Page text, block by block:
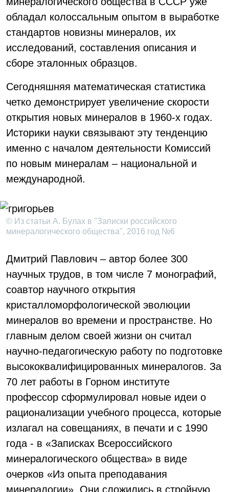
обладал колоссальным опытом в выработке
стандартов новизны минералов, их
исследований, составления описания и
сборе эталонных образцов.
Сегодняшняя математическая статистика
четко демонстрирует увеличение скорости
открытия новых минералов в 1960-х годах.
Историки науки связывают эту тенденцию
именно с началом деятельности Комиссий
по новым минералам – национальной и
международной.
© Из статьи А. Булах в "Записки российского
минералогического общества", 2016 год №6
Дмитрий Павлович – автор более 300
научных трудов, в том числе 7 монографий,
соавтор научного открытия
кристалломорфологической эволюции
минералов во времени и пространстве. Но
главным делом своей жизни он считал
научно-педагогическую работу по подготовке
высококвалифицированных минералогов. За
70 лет работы в Горном институте
профессор сформулировал новые идеи о
рационализации учебного процесса, которые
излагал на совещаниях, в печати и с 1990
года - в «Записках Всероссийского
минералогического общества» в виде
очерков «Из опыта преподавания
минералогии». Они сложились в стройную